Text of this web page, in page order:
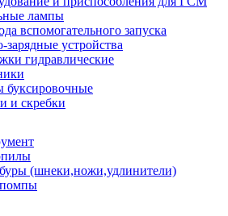
лампы
вспомогательного запуска
зарядные устройства
гидравлические
буксировочные
и скребки
(шнеки,ножи,удлинители)